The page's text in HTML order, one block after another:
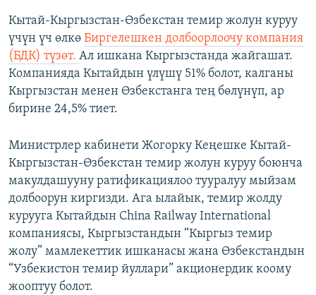
Кытай-Кыргызстан-Өзбекстан темир жолун куруу
үчүн үч өлкө Биргелешкен долбоорлоочу компания
(БДК) түзөт. Ал ишкана Кыргызстанда жайгашат.
Компанияда Кытайдын үлүшү 51% болот, калганы
Кыргызстан менен Өзбекстанга тең бөлүнүп, ар
бирине 24,5% тиет.
Министрлер кабинети Жогорку Кеңешке Кытай-
Кыргызстан-Өзбекстан темир жолун куруу боюнча
макулдашууну ратификациялоо тууралуу мыйзам
долбоорун киргизди. Ага ылайык, темир жолду
курууга Кытайдын China Railway International
компаниясы, Кыргызстандын “Кыргыз темир
жолу” мамлекеттик ишканасы жана Өзбекстандын
“Узбекистон темир йуллари” акционердик коому
жооптуу болот.